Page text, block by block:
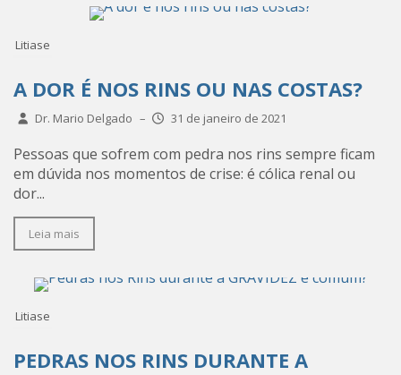
Litiase
A DOR É NOS RINS OU NAS COSTAS?
Dr. Mario Delgado – 31 de janeiro de 2021
Pessoas que sofrem com pedra nos rins sempre ficam
em dúvida nos momentos de crise: é cólica renal ou
dor...
Leia mais
Litiase
PEDRAS NOS RINS DURANTE A